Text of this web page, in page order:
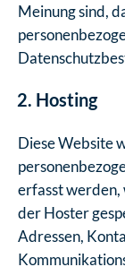
Meinung sind,
Hosting
Diese Website
erfasst werden,
der Hoster
Adressen,